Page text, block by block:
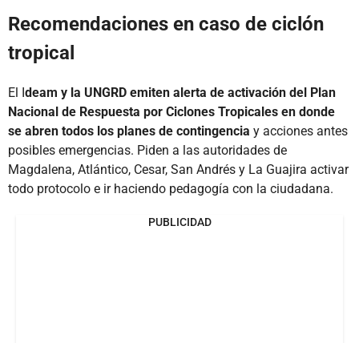
Recomendaciones en caso de ciclón
tropical
El Ideam y la UNGRD emiten alerta de activación del Plan
Nacional de Respuesta por Ciclones Tropicales en donde
se abren todos los planes de contingencia y acciones antes
posibles emergencias. Piden a las autoridades de
Magdalena, Atlántico, Cesar, San Andrés y La Guajira activar
todo protocolo e ir haciendo pedagogía con la ciudadana.
PUBLICIDAD